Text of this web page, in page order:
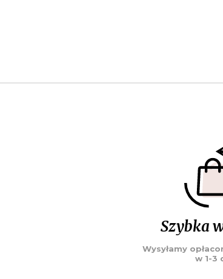
Szybka
Wysyłamy
w 1-3